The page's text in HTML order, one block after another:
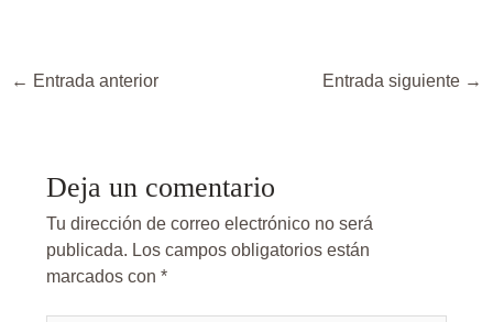
← Entrada anterior Entrada siguiente →
Deja un comentario
Tu dirección de correo electrónico no será
publicada. Los campos obligatorios están
marcados con *